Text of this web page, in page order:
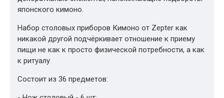
японского кимоно.
Набор столовых приборов Кимоно от Zepter как
никакой другой подчёркивает отношение к приему
пищи не как к просто физической потребности, а как
к ритуалу
Состоит из 36 предметов: